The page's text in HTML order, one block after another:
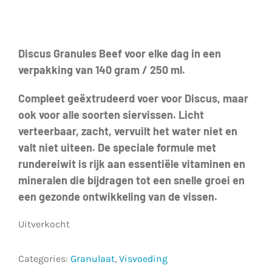
Discus Granules Beef voor elke dag in een
verpakking van 140 gram / 250 ml.
Compleet geëxtrudeerd voer voor Discus, maar
ook voor alle soorten siervissen. Licht
verteerbaar, zacht, vervuilt het water niet en
valt niet uiteen. De speciale formule met
rundereiwit is rijk aan essentiële vitaminen en
mineralen die bijdragen tot een snelle groei en
een gezonde ontwikkeling van de vissen.
Uitverkocht
Categories: Granulaat, Visvoeding